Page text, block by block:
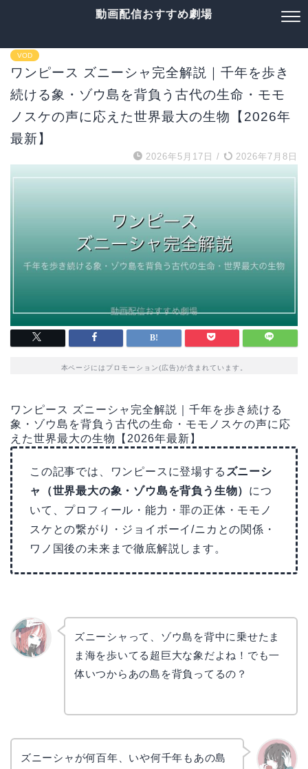
動画配信おすすめ劇場
VOD
ワンピース ズニーシャ完全解説｜千年を歩き
続ける象・ゾウ島を背負う古代の生命・モモ
ノスケの声に応えた世界最大の生物【2026年
最新】
2026年5月17日 / 2026年7月8日
本ページにはプロモーション(広告)が含まれています。
ワンピース ズニーシャ完全解説｜千年を歩き続ける
象・ゾウ島を背負う古代の生命・モモノスケの声に応
えた世界最大の生物【2026年最新】
この記事では、ワンピースに登場する ズニーシ
ャ（世界最大の象・ゾウ島を背負う生物） につ
いて、プロフィール・能力・罪の正体・モモノ
スケとの繋がり・ジョイボーイ/ニカとの関係・
ワノ国後の未来まで徹底解説します。
ズニーシャって、ゾウ島を背中に乗せたま
ま海を歩いてる超巨大な象だよね！でも一
体いつからあの島を背負ってるの？
ズニーシャが何百年、いや何千年もあの島